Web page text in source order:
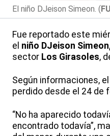
El niño DJeison Simeon. (
Fue reportado este
el niño DJeison
sector Los Girasoles,
Según informaciones,
perdido desde el 24 de
“No ha aparecido
encontrado todavía”,